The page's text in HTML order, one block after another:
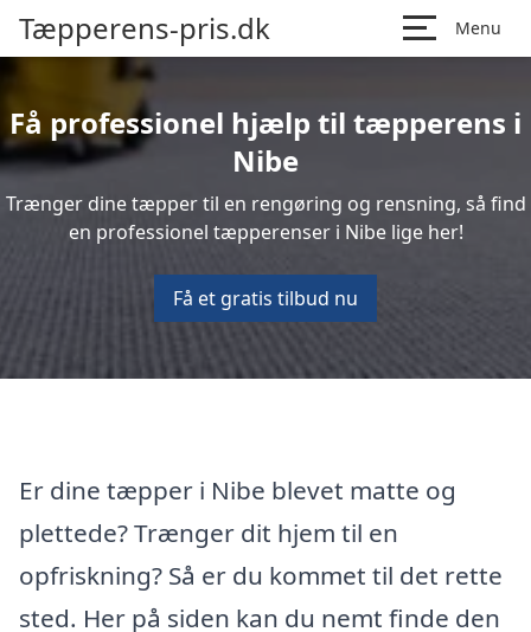
Tæpperens-pris.dk Menu
Få professionel hjælp til tæpperens i
Nibe
Trænger dine tæpper til en rengøring og rensning, så find
en professionel tæpperenser i Nibe lige her!
Få et gratis tilbud nu
Er dine tæpper i Nibe blevet matte og
plettede? Trænger dit hjem til en
opfriskning? Så er du kommet til det rette
sted. Her på siden kan du nemt finde den